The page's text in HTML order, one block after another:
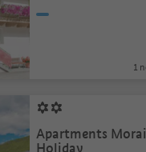
1
Apartments
Holiday